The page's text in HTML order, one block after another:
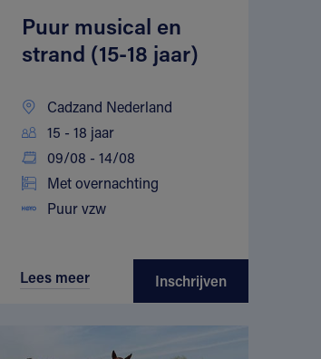
Puur musical en
strand (15-18 jaar)
Cadzand Nederland
15 - 18 jaar
09/08 - 14/08
Met overnachting
Puur vzw
Lees meer Inschrijven